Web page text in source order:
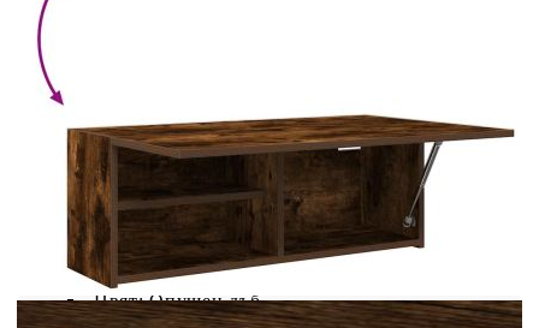
стенен шкаф за баня допълва с лекота вашия
интериор и може да се използва в банята,
кухнята, дневната, спалнята и др. Добре е да се
знае:Винтовете и дюбелите за вътрешната стена
не са включени. Съветваме ви да намерите и
използвате винтове и дюбели, подходящи
специално за вашите стени. Ако не сте сигурни,
можете да се консултирате с професионалист.
Моля, прочетете и следвайте всяка стъпка от
инструкциите.
Цвят: Опушен дъб